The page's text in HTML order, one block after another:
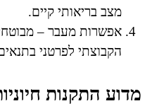
מצב בריאותי קיים.
אפשרות מעבר –
הקבוצתי לפרטני
מדוע התקנות